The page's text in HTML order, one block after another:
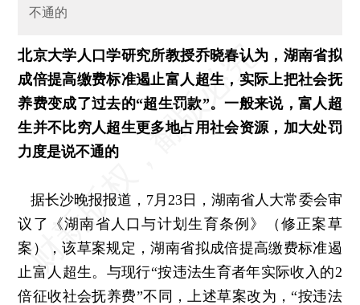
不通的
北京大学人口学研究所教授乔晓春认为，湖南省拟
成倍提高缴费标准遏止富人超生，实际上把社会抚
养费变成了过去的“超生罚款”。一般来说，富人超
生并不比穷人超生更多地占用社会资源，加大处罚
力度是说不通的
据长沙晚报报道，7月23日，湖南省人大常委会审
议了《湖南省人口与计划生育条例》（修正案草
案），该草案规定，湖南省拟成倍提高缴费标准遏
止富人超生。与现行“按违法生育者年实际收入的2
倍征收社会抚养费”不同，上述草案改为，“按违法